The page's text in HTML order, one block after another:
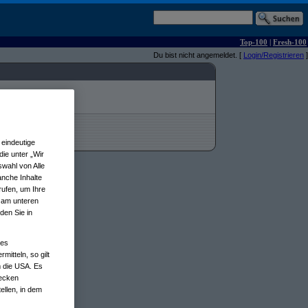
Top-100 | Fresh-100
Du bist nicht angemeldet. [ Login/Registrieren ]
unter „Wir
von Alle
Inhalte
um Ihre
unteren
Sie in
so gilt
die USA. Es
in dem